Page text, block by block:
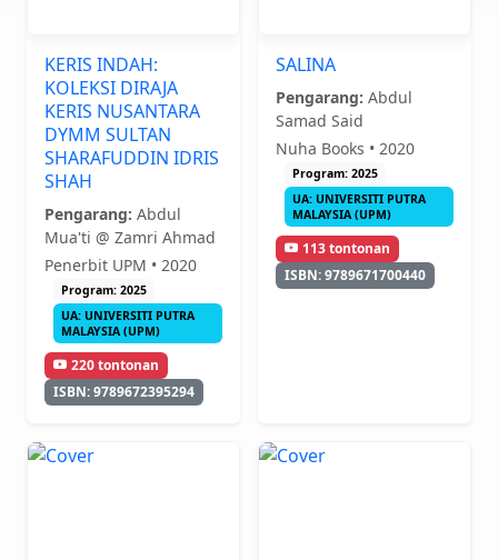
KERIS INDAH:
KOLEKSI DIRAJA
KERIS NUSANTARA
DYMM SULTAN
SHARAFUDDIN IDRIS
SHAH
Pengarang: Abdul
Mua'ti @ Zamri Ahmad
Penerbit UPM • 2020
Program: 2025
UA: UNIVERSITI PUTRA
MALAYSIA (UPM)
220 tontonan
ISBN: 9789672395294
SALINA
Pengarang: Abdul
Samad Said
Nuha Books • 2020
Program: 2025
UA: UNIVERSITI PUTRA
MALAYSIA (UPM)
113 tontonan
ISBN: 9789671700440